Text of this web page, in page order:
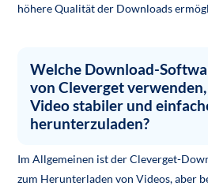
höhere Qualität der Downloads
Welche Download-
von Cleverget
Video stabiler und
herunterzuladen?
Im Allgemeinen ist der Cleverget-
zum Herunterladen von Videos, aber